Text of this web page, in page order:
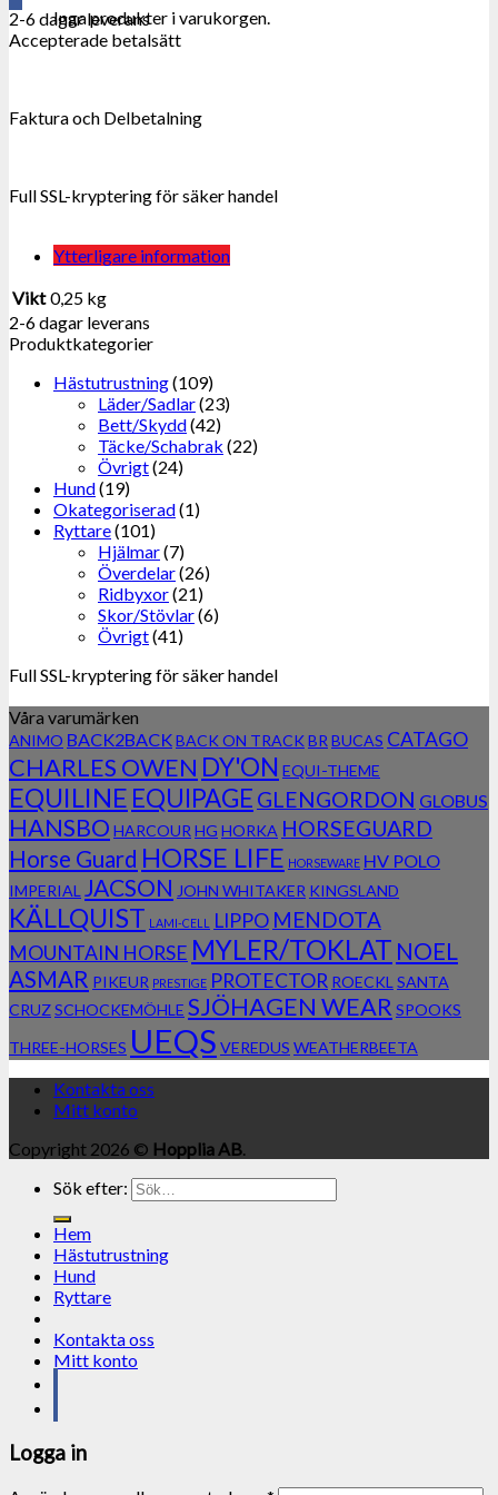
Inga produkter i varukorgen.
2-6 dagar leverans
Accepterade betalsätt
Faktura och Delbetalning
Full SSL-kryptering för säker handel
Ytterligare information
Vikt 0,25 kg
2-6 dagar leverans
Produktkategorier
Hästutrustning(109)
Läder/Sadlar(23)
Bett/Skydd(42)
Täcke/Schabrak (22)
Övrigt(24)
Hund(19)
Okategoriserad(1)
Ryttare(101)
Hjälmar(7)
Överdelar(26)
Ridbyxor(21)
Skor/Stövlar(6)
Övrigt(41)
Full SSL-kryptering för säker handel
Våra varumärken
ANIMO BACK2BACKBACK ON TRACK BR BUCAS CATAGO
CHARLES OWEN DY'ON EQUI-THEME
EQUILINE EQUIPAGE GLENGORDON GLOBUS
HANSBO HARCOUR HG HORKA HORSEGUARD
Horse Guard HORSE LIFE HORSEWARE HV POLO
IMPERIAL JACSON JOHN WHITAKER KINGSLAND
KÄLLQUIST LAMI-CELL LIPPO MENDOTA
MOUNTAIN HORSE MYLER/TOKLAT NOEL
ASMAR PIKEUR PRESTIGE PROTECTOR ROECKL SANTA
CRUZSCHOCKEMÖHLE SJÖHAGEN WEAR SPOOKS
THREE-HORSES UEQS VEREDUS WEATHERBEETA
Kontakta oss
Mitt konto
Copyright 2026 © Hopplia AB.
Sök efter:
Hem
Hästutrustning
Hund
Ryttare
Kontakta oss
Mitt konto
Logga in